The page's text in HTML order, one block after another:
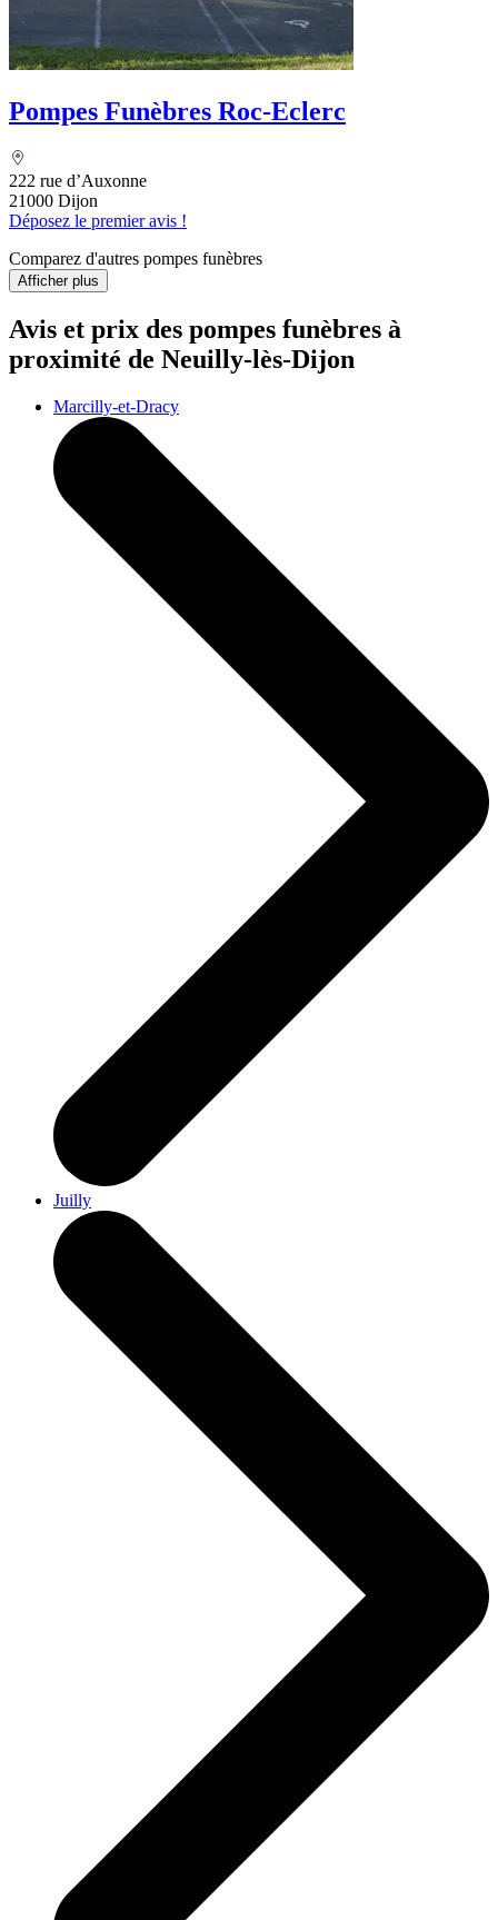
Pompes Funèbres Roc-Eclerc
222 rue d’Auxonne
21000 Dijon
Déposez le premier avis !
Comparez d'autres pompes funèbres
Afficher plus
Avis et prix des pompes funèbres à
proximité de Neuilly-lès-Dijon
Marcilly-et-Dracy
Juilly